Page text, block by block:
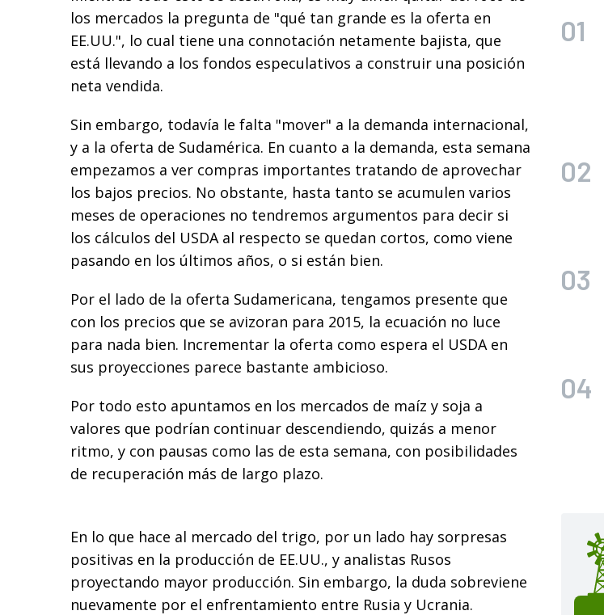
los mercados la pregunta de "qué tan grande es la oferta en
EE.UU.", lo cual tiene una connotación netamente bajista, que
está llevando a los fondos especulativos a construir una posición
neta vendida.
Sin embargo, todavía le falta "mover" a la demanda internacional,
y a la oferta de Sudamérica. En cuanto a la demanda, esta semana
empezamos a ver compras importantes tratando de aprovechar
los bajos precios. No obstante, hasta tanto se acumulen varios
meses de operaciones no tendremos argumentos para decir si
los cálculos del USDA al respecto se quedan cortos, como viene
pasando en los últimos años, o si están bien.
Por el lado de la oferta Sudamericana, tengamos presente que
con los precios que se avizoran para 2015, la ecuación no luce
para nada bien. Incrementar la oferta como espera el USDA en
sus proyecciones parece bastante ambicioso.
Por todo esto apuntamos en los mercados de maíz y soja a
valores que podrían continuar descendiendo, quizás a menor
ritmo, y con pausas como las de esta semana, con posibilidades
de recuperación más de largo plazo.
En lo que hace al mercado del trigo, por un lado hay sorpresas
positivas en la producción de EE.UU., y analistas Rusos
proyectando mayor producción. Sin embargo, la duda sobreviene
nuevamente por el enfrentamiento entre Rusia y Ucrania.